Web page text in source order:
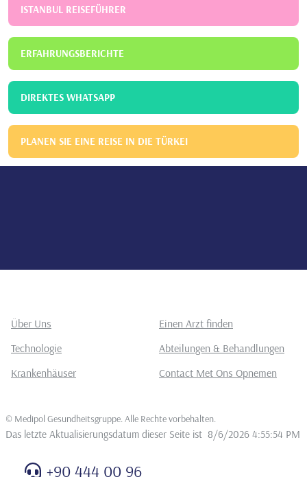
ISTANBUL REISEFÜHRER
ERFAHRUNGSBERICHTE
DIREKTES WHATSAPP
PLANEN SIE EINE REISE IN DIE TÜRKEI
Über Uns
Einen Arzt finden
Technologie
Abteilungen & Behandlungen
Krankenhäuser
Contact Met Ons Opnemen
© Medipol Gesundheitsgruppe. Alle Rechte vorbehalten
Das letzte Aktualisierungsdatum dieser Seite ist 8/6/2026 4:55:54 PM
+90 444 00 96